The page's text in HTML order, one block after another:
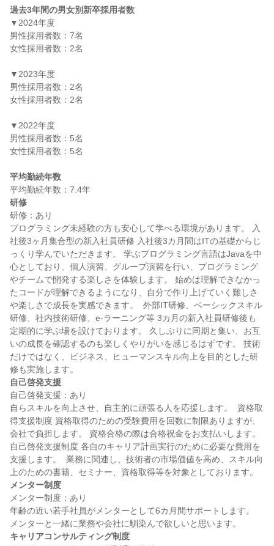
過去3年間の男女別新卒採用者数
▼2024年度
男性採用者数：7名
女性採用者数：2名
▼2023年度
男性採用者数：2名
女性採用者数：2名
▼2022年度
男性採用者数：5名
女性採用者数：5名
平均勤続年数
研修
研修：あり
プログラミング未経験の方も安心して学べる環境があります。 入
社後3ヶ月集合型の新入社員研修 入社後3カ月間はITの基礎からじ
っくり学んでいただきます。 学ぶプログラミング言語はJavaを中
心としており、個人演習、グループ演習を行い、プログラミング
やチームで開発する楽しさを体験します。 始めは理解できなかっ
たコードが理解できるようになり、自分で作り上げていく難しさ
や楽しさで成長を実感できます。  外部IT研修、ベーシックスキル
研修、社内技術研修、e-ラーニング等 3カ月の新入社員研修後も
定期的に学ぶ場を設けております。 久しぶりに同期と集い、お互
いの成長を確認するのも楽しくやりがいを感じるはずです。 技術
だけではなく、ビジネス、ヒューマンスキル向上を目的とした研
自己啓発支援
自己啓発支援：あり
自らスキルを向上させ、自主的に頑張る人を応援します。  資格取
得支援制度 資格取得のための受験費用を回数に制限ありますが、
会社で負担します。 資格合格の際は合格祝金をお支払いします。
自己啓発支援制度 各自のキャリア計画実行のために必要な費用を
支援します。  業務に関連し、技術者の市場価値を高め、スキル向
メンター制度
メンター制度：あり
年齢の近い若手社員がメンターとして6カ月間サポートします。
キャリアコンサルティング制度